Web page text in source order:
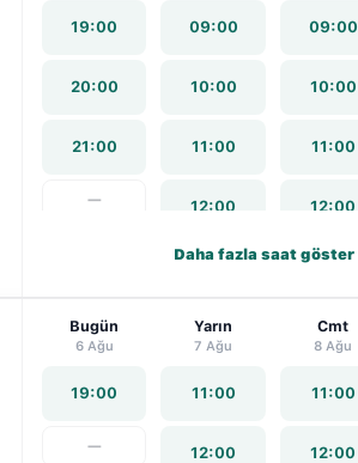
19:00
20:00
21:00
—
09:00
10:00
11:00
12:00
14:00
15:00
16:00
09:00
10:00
11:00
12:00
13:00
14:00
15:00
16:00
Daha fazla saat göster
Bugün
6 Ağu
19:00
—
Yarın
7 Ağu
11:00
12:00
Cmt
8 Ağu
11:00
12:00